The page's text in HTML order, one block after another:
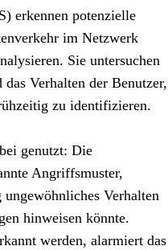
erkennen potenzielle
im Netzwerk
Sie untersuchen
Verhalten der Benutzer,
zu identifizieren.
genutzt: Die
Angriffsmuster,
Verhalten
hinweisen könnte.
werden, alarmiert das